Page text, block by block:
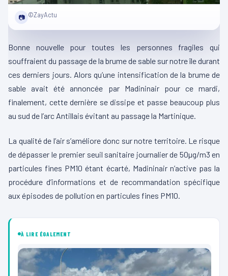
📷 ©ZayActu
Bonne nouvelle pour toutes les personnes fragiles qui
souffraient du passage de la brume de sable sur notre île durant
ces derniers jours. Alors qu’une intensification de la brume de
sable avait été annoncée par Madininair pour ce mardi,
finalement, cette dernière se dissipe et passe beaucoup plus
au sud de l’arc Antillais évitant au passage la Martinique.
La qualité de l’air s’améliore donc sur notre territoire. Le risque
de dépasser le premier seuil sanitaire journalier de 50µg/m3 en
particules fines PM10 étant écarté, Madininair n’active pas la
procédure d’informations et de recommandation spécifique
aux épisodes de pollution en particules fines PM10.
À LIRE ÉGALEMENT